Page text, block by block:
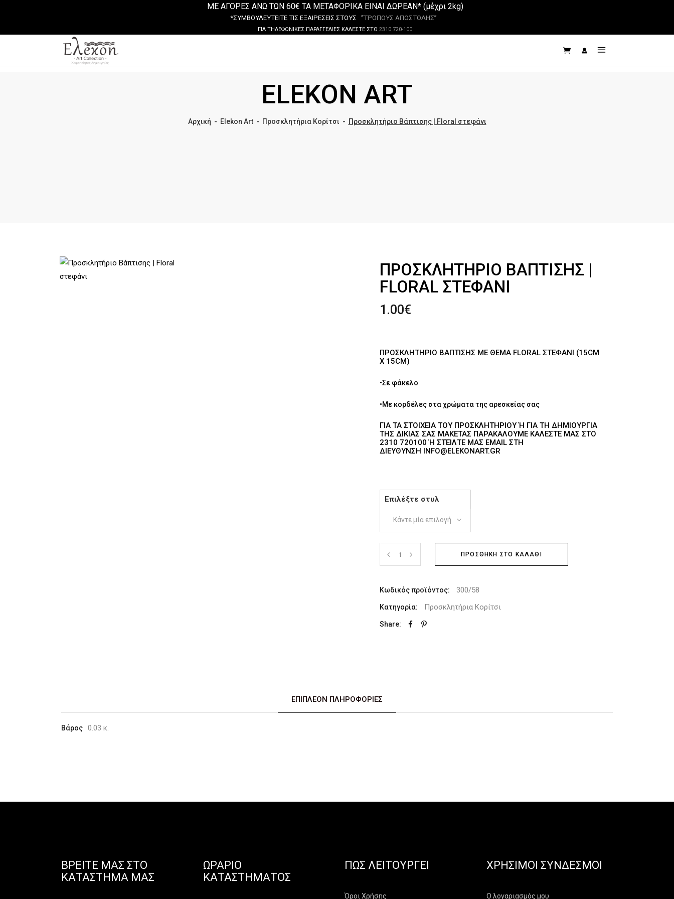
ΜΕ ΑΓΟΡΕΣ ΑΝΩ ΤΩΝ 60€ ΤΑ ΜΕΤΑΦΟΡΙΚΑ ΕΙΝΑΙ ΔΩΡΕΑΝ* (μέχρι 2kg)
*ΣΥΜΒΟΥΛΕΥΤΕΙΤΕ ΤΙΣ ΕΞΑΙΡΕΣΕΙΣ ΣΤΟΥΣ “ΤΡΟΠΟΥΣ ΑΠΟΣΤΟΛΗΣ”
ΓΙΑ ΤΗΛΕΦΩΝΙΚΕΣ ΠΑΡΑΓΓΕΛΙΕΣ ΚΑΛΕΣΤΕ ΣΤΟ 2310 720-100
ELEKON ART
Αρχική - Elekon Art- Προσκλητήρια Κορίτσι - Προσκλητήριο Βάπτισης | Floral στεφάνι
ΠΡΟΣΚΛΗΤΉΡΙΟ ΒΆΠΤΙΣΗΣ |
FLORAL ΣΤΕΦΆΝΙ
1.00€
ΠΡΟΣΚΛΗΤΉΡΙΟ ΒΆΠΤΙΣΗΣ ΜΕ ΘΈΜΑ FLORAL ΣΤΕΦΆΝΙ (15CM
X 15CM)
•Σε φάκελο
•Με κορδέλες στα χρώματα της αρεσκείας σας
ΓΙΑ ΤΑ ΣΤΟΙΧΕΊΑ ΤΟΥ ΠΡΟΣΚΛΗΤΗΡΊΟΥ Ή ΓΙΑ ΤΗ ΔΗΜΙΟΥΡΓΊΑ Τ
ΗΣ ΔΙΚΙΆΣ ΣΑΣ ΜΑΚΈΤΑΣ ΠΑΡΑΚΑΛΟΎΜΕ ΚΑΛΈΣΤΕ ΜΑΣ ΣΤΟ 2
310 720100 Ή ΣΤΕΊΛΤΕ ΜΑΣ EMAIL ΣΤΗ ΔΙ
ΕΎΘΥΝΣΗ INFO@ELEKONART.GR
Επιλέξτε στυλ
Κάντε μία επιλογή
ΠΡΟΣΘΉΚΗ ΣΤΟ ΚΑΛΆΘΙ
Κωδικός προϊόντος: 300/58
Κατηγορία: Προσκλητήρια Κορίτσι
Share:
ΕΠΙΠΛΈΟΝ ΠΛΗΡΟΦΟΡΊΕΣ
Βάρος 0.03 κ.
ΒΡΕΊΤΕ ΜΑΣ ΣΤΟ
ΚΑΤΆΣΤΗΜΑ ΜΑΣ
ΩΡΆΡΙΟ
ΚΑΤΑΣΤΉΜΑΤΟΣ
ΠΏΣ ΛΕΙΤΟΥΡΓΕΊ
Όροι Χρήσης
ΧΡΉΣΙΜΟΙ ΣΎΝΔΕΣΜΟΙ
Ο λογαριασμός μου